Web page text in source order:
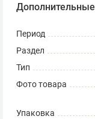
Дополнительные
Период
Раздел
Тип
Фото товара
Упаковка